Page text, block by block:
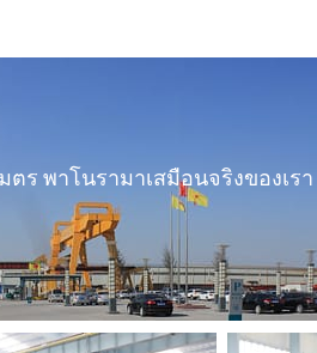
ตร พาโนรามาเสมือนจริงของเรา